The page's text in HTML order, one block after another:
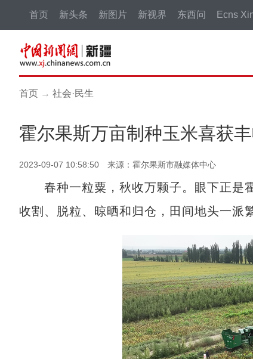
首页 新头条 新图片 新视界 东西问 Ecns
首页 → 社会·民生
霍尔果斯万亩制种玉米喜获
2023-09-07 10:58:50 来源：霍尔果斯市融媒体中心
春种一粒粟，秋收万颗子。眼下正是
收割、脱粒、晾晒和归仓，田间地头一派